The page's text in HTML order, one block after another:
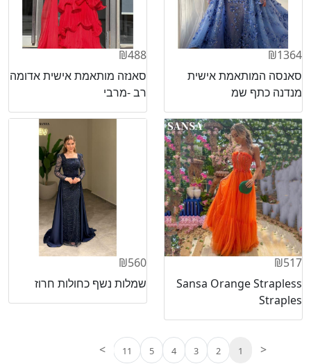
₪1364
סאנסה המותאמת אישית
מנדנה כתף שמ
₪488
סאנזה מותאמת אישית אדומה
רב -מרבי
₪517
Sansa Orange Strapless
Straples
₪560
שמלות נשף כחולות חרוז
<
1
2
3
4
5
11
>